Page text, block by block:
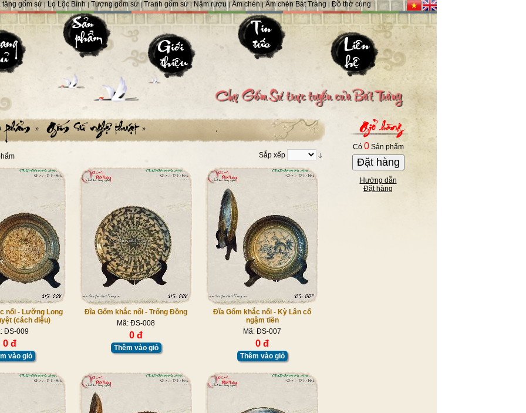
tặng gốm sứ|Lọ Lộc Bình| Tượng gốm sứ |Tranh gốm sứ|Nậm rượu |Ấm chén | Ấm chén Bát Tràng | Đồ thờ cúng
Sắp xếp
nổi - Lưỡng Long
(cách điệu)
ĐS-009
0 đ
vào giỏ
Đĩa Gốm khắc nổi - Trống Đồng
Mã: ĐS-008
0 đ
Thêm vào giỏ
Đĩa Gốm khắc nổi - Kỳ Lân cổ
ngậm tiền
Mã: ĐS-007
0 đ
Thêm vào giỏ
Có 0Sản phẩm
Đặt hàng
Hướng dẫn
Đặt hàng